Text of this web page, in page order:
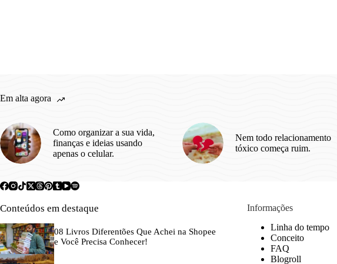
Em alta agora
Como organizar a sua vida,
finanças e ideias usando
apenas o celular.
Nem todo relacionamento
tóxico começa ruim.
Conteúdos em destaque
08 Livros Diferentões Que Achei na Shopee
e Você Precisa Conhecer!
Informações
Linha do tempo
Conceito
FAQ
Blogroll